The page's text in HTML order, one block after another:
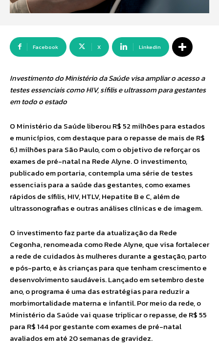
Facebook X Linkedin
Investimento do Ministério da Saúde visa ampliar o acesso a
testes essenciais como HIV, sífilis e ultrassom para gestantes
em todo o estado
O Ministério da Saúde liberou R$ 52 milhões para estados
e municípios, com destaque para o repasse de mais de R$
6,1 milhões para São Paulo, com o objetivo de reforçar os
exames de pré-natal na Rede Alyne. O investimento,
publicado em portaria, contempla uma série de testes
essenciais para a saúde das gestantes, como exames
rápidos de sífilis, HIV, HTLV, Hepatite B e C, além de
ultrassonografias e outras análises clínicas e de imagem.
O investimento faz parte da atualização da Rede
Cegonha, renomeada como Rede Alyne, que visa fortalecer
a rede de cuidados às mulheres durante a gestação, parto
e pós-parto, e às crianças para que tenham crescimento e
desenvolvimento saudáveis. Lançado em setembro deste
ano, o programa é uma das estratégias para reduzir a
morbimortalidade materna e infantil. Por meio da rede, o
Ministério da Saúde vai quase triplicar o repasse, de R$ 55
para R$ 144 por gestante com exames de pré-natal
avaliados em até 20 semanas de gravidez.